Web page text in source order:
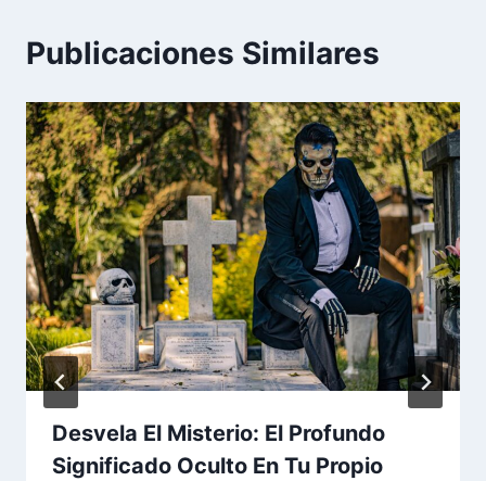
Publicaciones Similares
Desvela El Misterio: El Profundo
Significado Oculto En Tu Propio